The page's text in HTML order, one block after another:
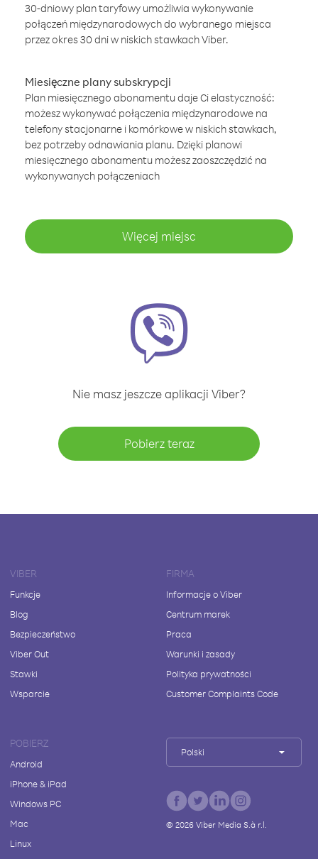
30-dniowy plan taryfowy umożliwia wykonywanie
połączeń międzynarodowych do wybranego miejsca
przez okres 30 dni w niskich stawkach Viber.
Miesięczne plany subskrypcji
Plan miesięcznego abonamentu daje Ci elastyczność:
możesz wykonywać połączenia międzynarodowe na
telefony stacjonarne i komórkowe w niskich stawkach,
bez potrzeby odnawiania planu. Dzięki planowi
miesięcznego abonamentu możesz zaoszczędzić na
wykonywanych połączeniach
Więcej miejsc
Nie masz jeszcze aplikacji Viber?
Pobierz teraz
VIBER
Funkcje
Blog
Bezpieczeństwo
Viber Out
Stawki
Wsparcie
FIRMA
Informacje o Viber
Centrum marek
Praca
Warunki i zasady
Polityka prywatności
Customer Complaints Code
POBIERZ
Android
iPhone & iPad
Windows PC
Mac
Linux
Polski
© 2026Viber Media S.à r.l.